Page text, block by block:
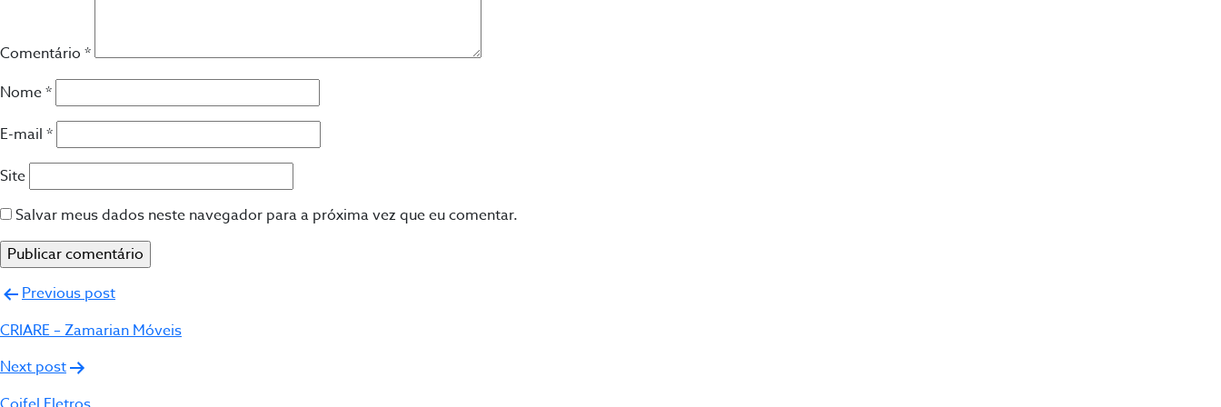
Comentário *
Nome*
E-mail *
Site
Salvar meus dados neste navegador para a próxima vez que eu comentar.
Navegação
de
Post
Previous post
CRIARE – Zamarian Móveis
Next post